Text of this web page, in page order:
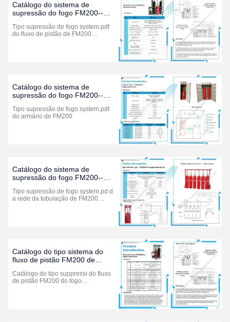
Catálogo do sistema de
supressão do fogo FM200--
2021)
Tipo supressão de fogo system.pdf
do fluxo de pistão de FM200…
Catálogo do sistema de
supressão do fogo FM200--
Tipo supressão de fogo system.pdf
do armário de FM200
Catálogo do sistema de
supressão do fogo FM200--
(edição 2021)
Tipo supressão de fogo system.pd d
a rede da tubulação de FM200…
Catálogo do tipo sistema do
fluxo de pistão FM200 de
Catálogo do tipo suppressi do fluxo
de pistão FM200 do fogo…